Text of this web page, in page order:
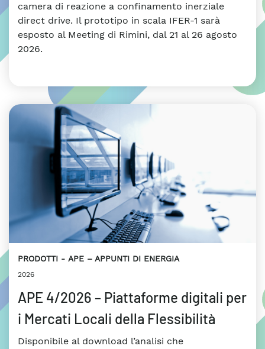
camera di reazione a confinamento inerziale
direct drive. Il prototipo in scala IFER-1 sarà
esposto al Meeting di Rimini, dal 21 al 26 agosto
2026.
PRODOTTI APE – APPUNTI DI ENERGIA
2026
APE 4/2026 – Piattaforme digitali per
i Mercati Locali della Flessibilità
Disponibile al download l’analisi che